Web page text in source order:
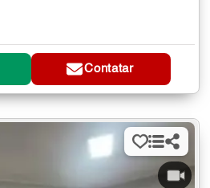
Contatar